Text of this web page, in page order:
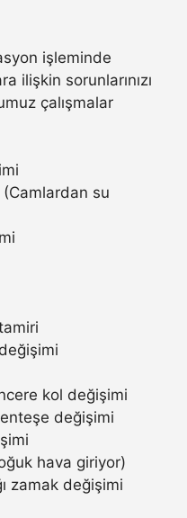
işleminde
ilişkin sorunlarınızı
çalışmalar
su
kol değişimi
değişimi
hava giriyor)
zamak değişimi